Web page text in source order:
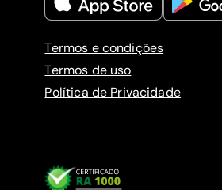
Termos e condições
Termos de uso
Política de Privacidade